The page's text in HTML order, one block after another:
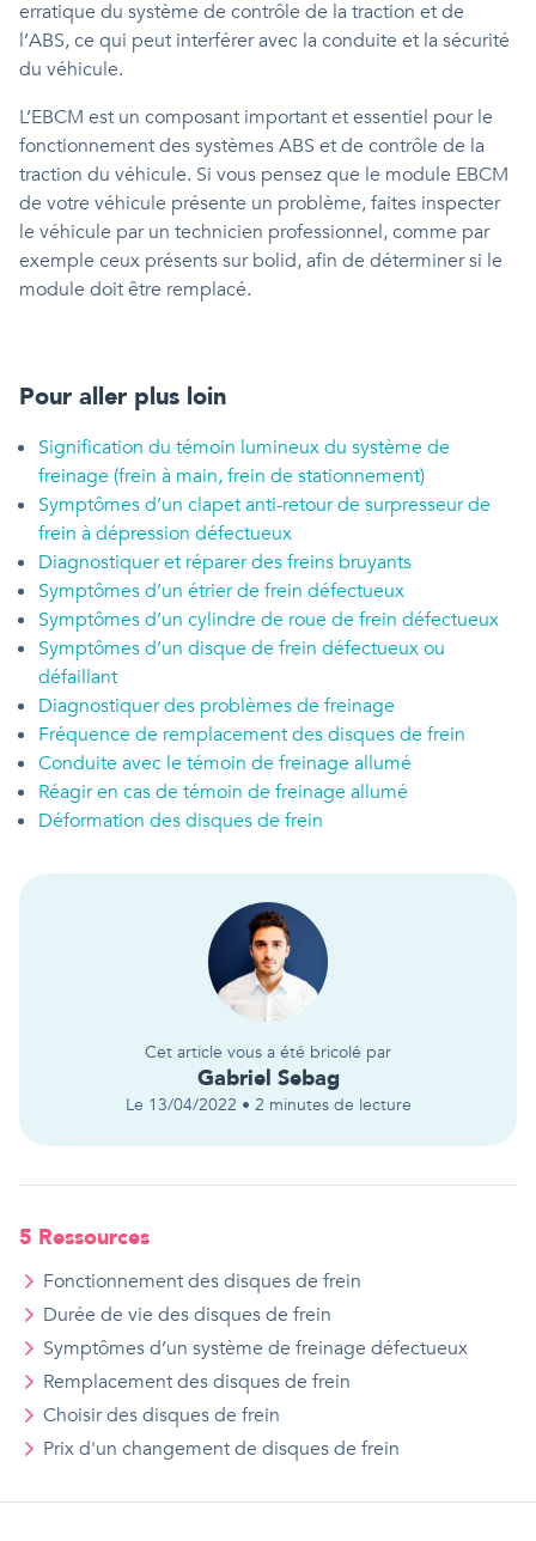
erratique du système de contrôle de la traction et de
l’ABS, ce qui peut interférer avec la conduite et la sécurité
du véhicule.
L’EBCM est un composant important et essentiel pour le
fonctionnement des systèmes ABS et de contrôle de la
traction du véhicule. Si vous pensez que le module EBCM
de votre véhicule présente un problème, faites inspecter
le véhicule par un technicien professionnel, comme par
exemple ceux présents sur bolid, afin de déterminer si le
module doit être remplacé.
Pour aller plus loin
Signification du témoin lumineux du système de
freinage (frein à main, frein de stationnement)
Symptômes d’un clapet anti-retour de surpresseur de
frein à dépression défectueux
Diagnostiquer et réparer des freins bruyants
Symptômes d’un étrier de frein défectueux
Symptômes d’un cylindre de roue de frein défectueux
Symptômes d’un disque de frein défectueux ou
défaillant
Diagnostiquer des problèmes de freinage
Fréquence de remplacement des disques de frein
Conduite avec le témoin de freinage allumé
Réagir en cas de témoin de freinage allumé
Déformation des disques de frein
Cet article vous a été bricolé par
Gabriel Sebag
Le 13/04/2022 • 2 minutes de lecture
5 Ressources
Fonctionnement des disques de frein
Durée de vie des disques de frein
Symptômes d’un système de freinage défectueux
Remplacement des disques de frein
Choisir des disques de frein
Prix d'un changement de disques de frein